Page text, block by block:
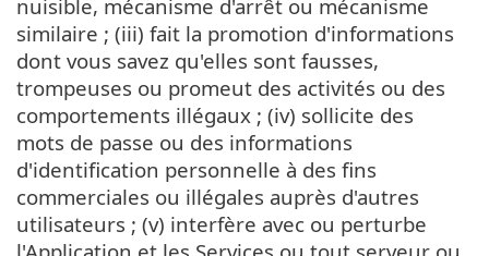
nuisible, mécanisme d'arrêt ou mécanisme
similaire ; (iii) fait la promotion d'informations
dont vous savez qu'elles sont fausses,
trompeuses ou promeut des activités ou des
comportements illégaux ; (iv) sollicite des
mots de passe ou des informations
d'identification personnelle à des fins
commerciales ou illégales auprès d'autres
utilisateurs ; (v) interfère avec ou perturbe